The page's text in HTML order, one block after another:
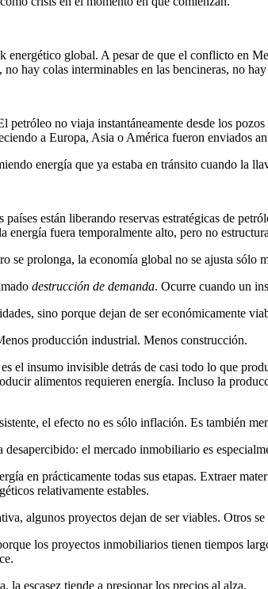
energético global. A pesar de que el conflicto en
hay colas interminables en las bencineras, no
no viaja instantáneamente desde los
a Europa, Asia o América fueron enviados
energía que ya estaba en tránsito cuando la
están liberando reservas estratégicas de
energía fuera temporalmente alto, pero no
se prolonga, la economía global no se ajusta sólo
destrucción de demanda. Ocurre cuando un
sino porque dejan de ser económicamente
producción industrial. Menos construcción.
el insumo invisible detrás de casi todo lo que
alimentos requieren energía. Incluso la
el efecto no es sólo inflación. Es también
el mercado inmobiliario es
en prácticamente todas sus etapas. Extraer
relativamente estables.
algunos proyectos dejan de ser viables. Otros
los proyectos inmobiliarios tienen tiempos
la escasez tiende a presionar los precios al alza.